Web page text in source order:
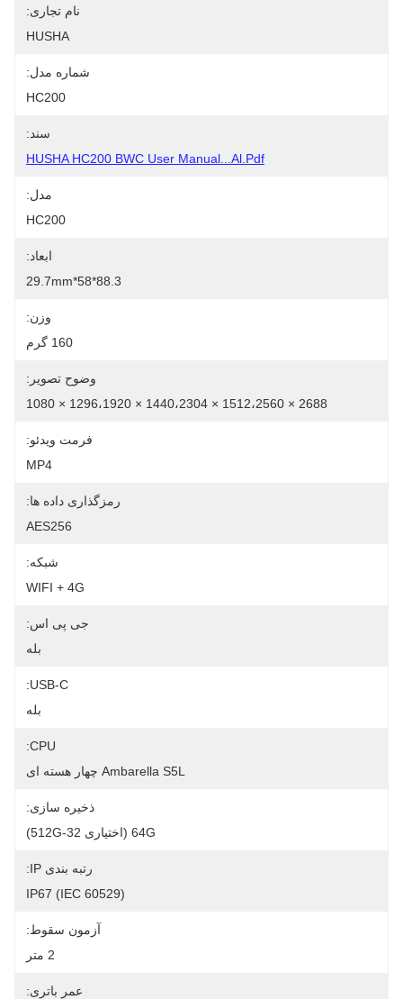
نام تجاری:
HUSHA
شماره مدل:
HC200
سند:
HUSHA HC200 BWC User Manual...al.pdf
مدل:
HC200
ابعاد:
88.3*58*29.7mm
وزن:
160 گرم
وضوح تصویر:
2688 × 1512،2560 × 1440،2304 × 1296،1920 × 1080
فرمت ویدئو:
MP4
رمزگذاری داده ها:
AES256
شبکه:
WIFI + 4G
جی پی اس:
بله
USB-C:
بله
CPU:
Ambarella S5L چهار هسته ای
ذخیره سازی:
64G (اختیاری 32-512G)
رتبه بندی IP:
IP67 (IEC 60529)
آزمون سقوط:
2 متر
عمر باتری: